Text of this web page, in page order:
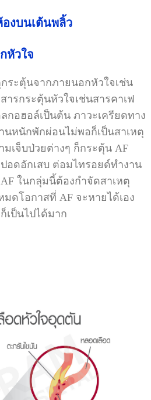
องบนเต้นพลิ้ว
หัวใจ
ะตุ้นจากภายนอกหัวใจเช่น
ารกระตุ้นหัวใจเช่นสารคาเฟ
อฮอล์เป็นต้น ภาวะเครียดทาง
นหนักพักผ่อนไม่พอก็เป็นสาเหตุ
เจ็บป่วยต่างๆ ก็กระตุ้น AF
อดอักเสบ ต่อมไทรอยด์ทำงาน
ในกลุ่มนี้ต้องกำจัดสาเหตุ
ดโอกาสที่ AF จะหายได้เอง
เป็นไปได้มาก